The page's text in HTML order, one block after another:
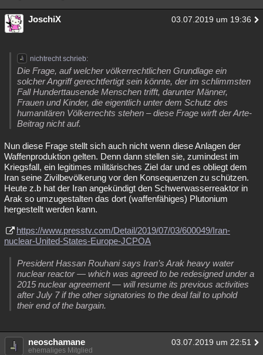
JoschiX 03.07.2019 um 19:36
nichtrecht schrieb:
Die Frage, auf welcher völkerrechtlichen Grundlage ein
solcher Angriff gerechtfertigt sein könnte, der im schlimmsten
Fall Hunderttausende Menschen trifft, darunter Männer,
Frauen und Kinder, die eigentlich unter dem Schutz des
humanitären Völkerrechts stehen – diese Frage wirft der Arte-
Beitrag nicht auf.
Nun diese Frage stellt sich auch nicht wenn diese Anlagen der
Waffenproduktion gelten. Denn dann stellen sie, zumindest im
Kriegsfall, ein legitimes militärisches Ziel dar und es obliegt dem
Iran seine Zivilbevölkerung vor den Konsequenzen zu schützen.
Heute z.b hat der Iran angekündigt den Schwerwasserreaktor in
Arak so umzugestalten das dort (waffenfähiges) Plutonium
hergestellt werden kann.
https://www.presstv.com/Detail/2019/07/03/600049/Iran-
nuclear-United-States-Europe-JCPOA
President Hassan Rouhani says Iran’s Arak heavy water
nuclear reactor — which was agreed to be redesigned under a
2015 nuclear agreement — will resume its previous activities
after July 7 if the other signatories to the deal fail to uphold
their end of the bargain.
neoschamane 03.07.2019 um 22:51
ehemaliges Mitglied